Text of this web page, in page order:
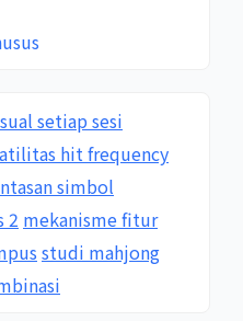
setiap sesi
hit frequency
simbol
2 mekanisme fitur
studi mahjong